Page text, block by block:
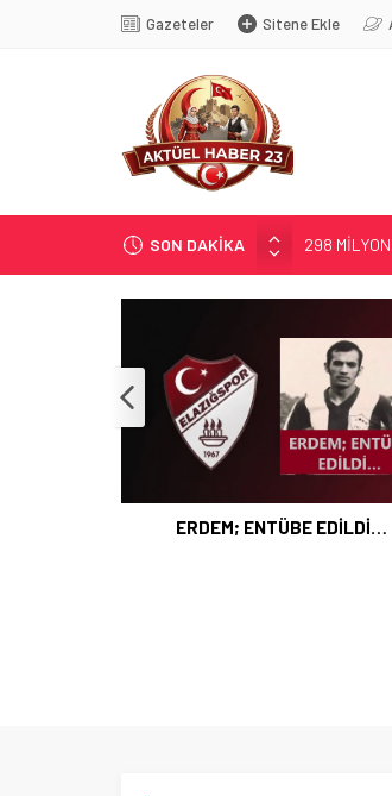
Gazeteler Sitene Ekle
SON DAKİKA
298
ERDEM;
YRP’DEN,
TÜRK OĞUZ
ERDEM; ENTÜBE EDİLDİ…